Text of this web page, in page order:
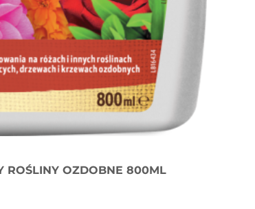
ROŚLINY OZDOBNE 800ML